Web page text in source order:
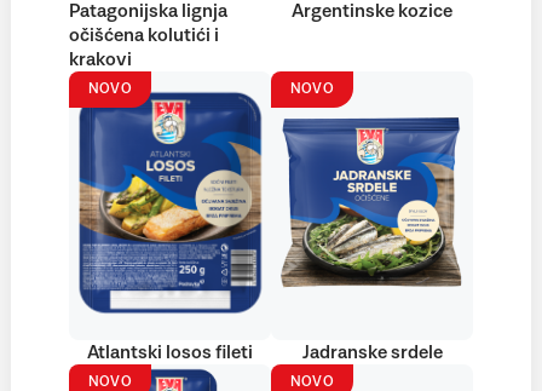
Patagonijska lignja
očišćena kolutići i
krakovi
Argentinske kozice
NOVO
Atlantski losos fileti
NOVO
Jadranske srdele
NOVO NOVO